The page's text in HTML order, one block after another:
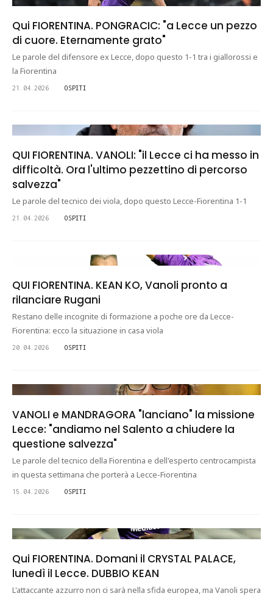
Qui FIORENTINA. PONGRACIC: "a Lecce un pezzo
di cuore. Eternamente grato"
Le parole del difensore ex Lecce, dopo questo 1-1 tra i giallorossi e
la Fiorentina
21.04.2026 OSPITI
QUI FIORENTINA. VANOLI: "il Lecce ci ha messo in
difficoltà. Ora l'ultimo pezzettino di percorso
salvezza"
Le parole del tecnico dei viola, dopo questo Lecce-Fiorentina 1-1
21.04.2026 OSPITI
QUI FIORENTINA. KEAN KO, Vanoli pronto a
rilanciare Rugani
Restano delle incognite di formazione a poche ore da Lecce-
Fiorentina: ecco la situazione in casa viola
20.04.2026 OSPITI
VANOLI e MANDRAGORA "lanciano" la missione
Lecce: "andiamo nel Salento a chiudere la
questione salvezza"
Le parole del tecnico della Fiorentina e dell'esperto centrocampista
in questa settimana che porterà a Lecce-Fiorentina
15.04.2026 OSPITI
Qui FIORENTINA. Domani il CRYSTAL PALACE,
lunedì il Lecce. DUBBIO KEAN
L'attaccante azzurro non ci sarà nella sfida europea, ma Vanoli spera